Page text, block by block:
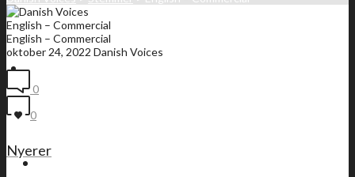
Forside
Medlemsliste
English – Commercial
English – Commercial
oktober 24, 2022 Danish Voices
0
0
Nyerer